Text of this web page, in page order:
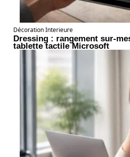
Décoration Interieure
Dressing : rangement sur-
tablette tactile Microsoft